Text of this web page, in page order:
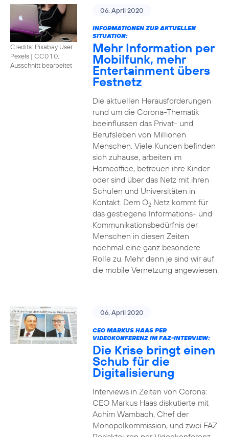
Credits: Pixabay User
Pexels | CC0 1.0,
Ausschnitt bearbeitet
06. April 2020
INFORMATIONEN ZUR AKTUELLEN
SITUATION:
Mehr Information per
Mobilfunk, mehr
Entertainment übers
Festnetz
Die aktuellen Herausforderungen
rund um die Corona-Thematik
beeinflussen das Privat- und
Berufsleben von Millionen
Menschen. Viele Kunden befinden
sich zuhause, arbeiten im
Homeoffice, betreuen ihre Kinder
oder sind über das Netz mit ihren
Schulen und Universitäten in
Kontakt. Dem O2Netz kommt für
das gestiegene Informations- und
Kommuni­ka­tions­bedürfnis­ der
Menschen in diesen Zeiten
nochmal eine ganz besondere
Rolle zu. Mehr denn je sind wir auf
die mobile Vernetzung angewiesen.
06. April 2020
CEO MARKUS HAAS PER
VIDEOKONFERENZ IM FAZ-INTERVIEW:
Die Krise bringt einen
Schub für die
Digitalisierung
Interviews in Zeiten von Corona:
CEO Markus Haas diskutierte mit
Achim Wambach, Chef der
Monopolkommission, und zwei FAZ